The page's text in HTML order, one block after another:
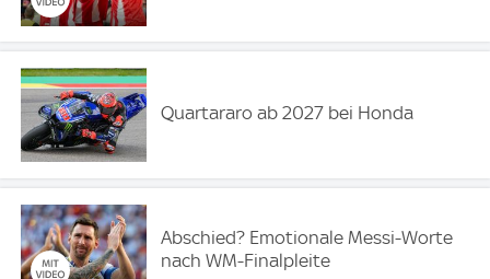
Quartararo ab 2027 bei Honda
Abschied? Emotionale Messi-Worte
nach WM-Finalpleite